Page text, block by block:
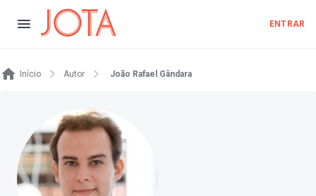
ENTRAR
Início Autor João Rafael Gândara